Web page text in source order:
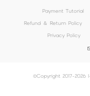
Payment Tutorial
Refund ＆ Return Policy
Privacy Policy
©Copyright 2017-2026